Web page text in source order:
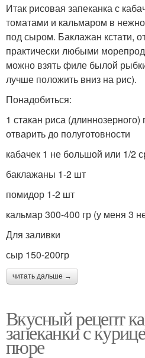
Итак рисовая запеканка с
томатами и кальмаром в
под сыром. Баклажан кстати,
практически любыми
можно взять филе былой
лучше положить вниз на рис).
Понадобиться:
1 стакан риса
отварить до полуготовности
кабачек 1 не большой или 1/2
баклажаны 1-2 шт
помидор 1-2 шт
кальмар 300-400 гр (у меня 3
Для заливки
сыр 150-200гр
читать дальше →
Вкусный рецепт
запеканки с
пюре